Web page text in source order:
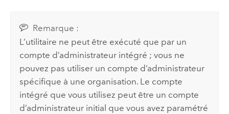
Remarque :
L’utilitaire ne peut être exécuté que par un
compte d’administrateur intégré ; vous ne
pouvez pas utiliser un compte d’administrateur
spécifique à une organisation. Le compte
intégré que vous utilisez peut être un compte
d’administrateur initial que vous avez paramétré